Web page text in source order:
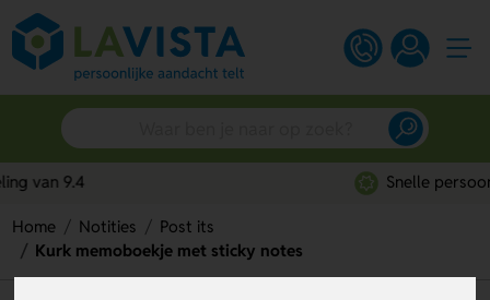
Snelle persoonlijke service
Home Notities
Post its
Kurk memoboekje met sticky notes